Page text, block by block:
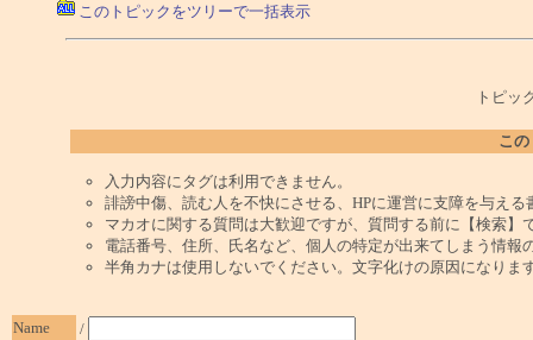
このトピックをツリーで一括表示
トピッ
こ
入力内容にタグは利用できません。
誹謗中傷、読む人を不快にさせる、HPに運営に支障を与え
マカオに関する質問は大歓迎ですが、質問する前に【検索】
電話番号、住所、氏名など、個人の特定が出来てしまう情報
半角カナは使用しないでください。文字化けの原因になりま
Name
/